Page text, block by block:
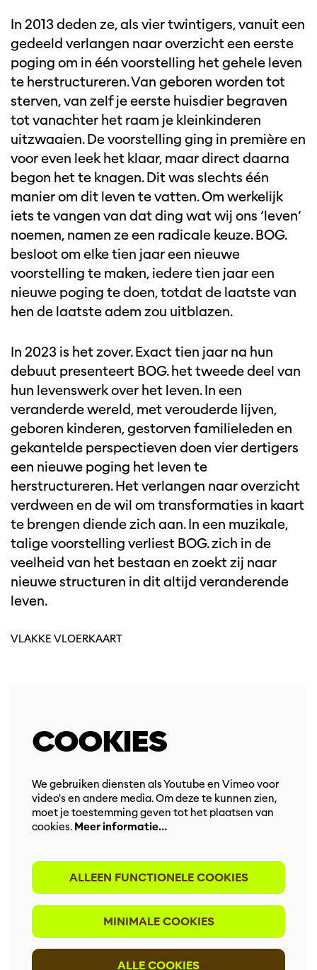
In 2013 deden ze, als vier twintigers, vanuit een
gedeeld verlangen naar overzicht een eerste
poging om in één voorstelling het gehele leven
te herstructureren. Van geboren worden tot
sterven, van zelf je eerste huisdier begraven
tot vanachter het raam je kleinkinderen
uitzwaaien. De voorstelling ging in première en
voor even leek het klaar, maar direct daarna
begon het te knagen. Dit was slechts één
manier om dit leven te vatten. Om werkelijk
iets te vangen van dat ding wat wij ons ‘leven’
noemen, namen ze een radicale keuze. BOG.
besloot om elke tien jaar een nieuwe
voorstelling te maken, iedere tien jaar een
nieuwe poging te doen, totdat de laatste van
hen de laatste adem zou uitblazen.
In 2023 is het zover. Exact tien jaar na hun
debuut presenteert BOG. het tweede deel van
hun levenswerk over het leven. In een
veranderde wereld, met verouderde lijven,
geboren kinderen, gestorven familieleden en
gekantelde perspectieven doen vier dertigers
een nieuwe poging het leven te
herstructureren. Het verlangen naar overzicht
verdween en de wil om transformaties in kaart
te brengen diende zich aan. In een muzikale,
talige voorstelling verliest BOG. zich in de
veelheid van het bestaan en zoekt zij naar
nieuwe structuren in dit altijd veranderende
leven.
VLAKKE VLOERKAART
COOKIES
We gebruiken diensten als Youtube en Vimeo voor
video's en andere media. Om deze te kunnen zien,
moet je toestemming geven tot het plaatsen van
cookies. Meer informatie…
ALLEEN FUNCTIONELE COOKIES
MINIMALE COOKIES
ALLE COOKIES